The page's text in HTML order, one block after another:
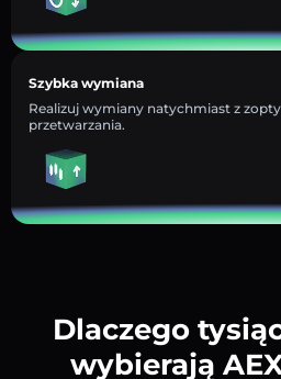
Szybka wymiana
Realizuj wymiany natychmiast z
przetwarzania.
Dlaczego
wybierają